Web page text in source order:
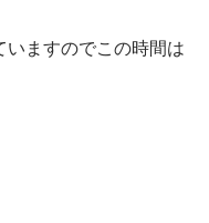
すのでこの時間は